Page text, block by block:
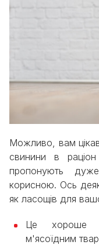
Можливо, вам
свинини в
пропонують
корисною. Ось
як ласощів для
Це хороше
м'ясоїдним